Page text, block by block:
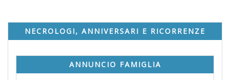
NECROLOGI, ANNIVERSARI E RICORRENZE
ANNUNCIO FAMIGLIA